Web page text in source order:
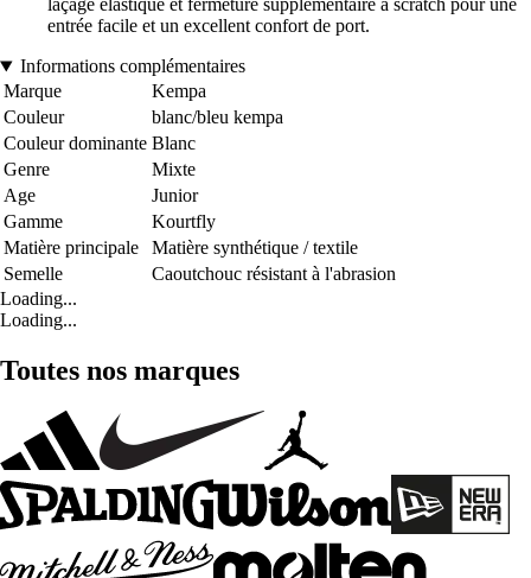
laçage élastique et fermeture supplémentaire à scratch pour une
entrée facile et un excellent confort de port.
Informations complémentaires
Marque
Kempa
Couleur
blanc/bleu kempa
Couleur dominante Blanc
Genre
Mixte
Age
Junior
Gamme
Kourtfly
Matière principale
Matière synthétique / textile
Semelle
Caoutchouc résistant à l'abrasion
Loading...
Loading...
Toutes nos marques